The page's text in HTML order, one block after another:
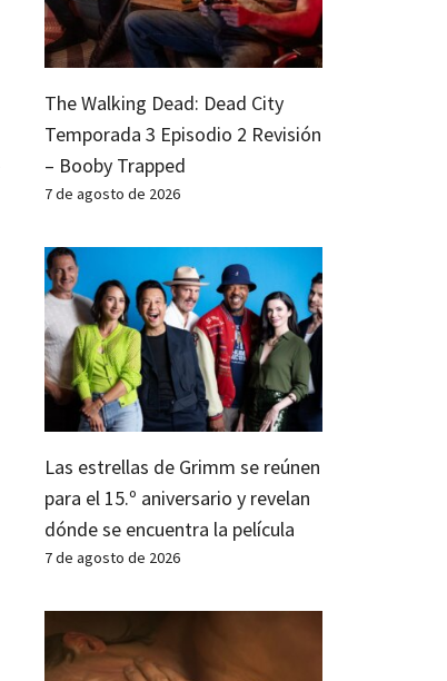
The Walking Dead: Dead City
Temporada 3 Episodio 2 Revisión
– Booby Trapped
7 de agosto de 2026
Las estrellas de Grimm se reúnen
para el 15.º aniversario y revelan
dónde se encuentra la película
7 de agosto de 2026